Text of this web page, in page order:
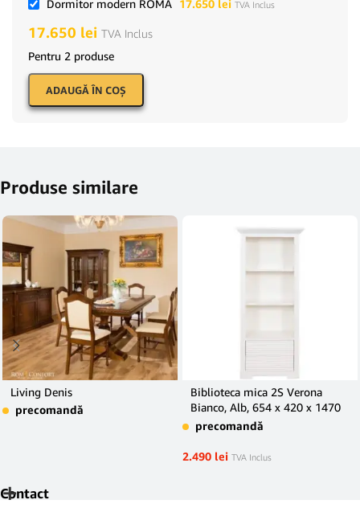
Dormitor modern ROMA 17.650 lei TVA Inclus
17.650 lei TVA Inclus
Pentru 2 produse
ADAUGĂ ÎN COŞ
Produse similare
Living Denis
precomandă
Biblioteca mica 2S Verona
Bianco, Alb, 654 x 420 x 1470
mm.
precomandă
2.490 lei TVA Inclus
Contact